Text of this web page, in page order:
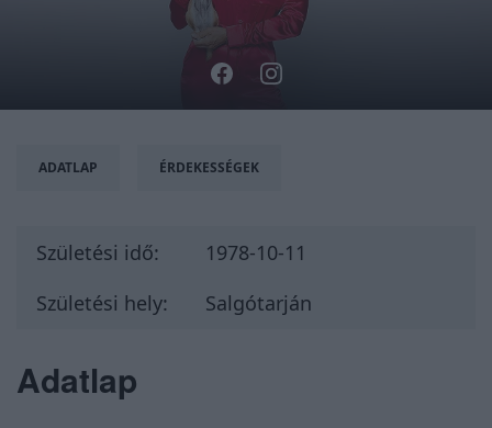
ADATLAP ÉRDEKESSÉGEK
Születési idő:
1978-10-11
Születési hely:
Salgótarján
Adatlap